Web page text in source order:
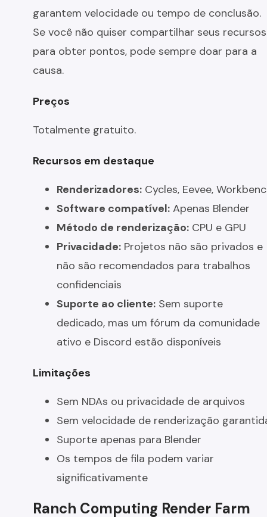
garantem velocidade ou tempo de conclusão.
Se você não quiser compartilhar seus recursos
para obter pontos, pode sempre doar para a
causa.
Preços
Totalmente gratuito.
Recursos em destaque
Renderizadores: Cycles, Eevee,
Software compatível: Apenas Blender
Método de renderização: CPU e GPU
Privacidade: Projetos não são privados e
não são recomendados para trabalhos
confidenciais
Suporte ao cliente: Sem suporte
dedicado, mas um fórum da comunidade
ativo e Discord estão disponíveis
Limitações
Sem NDAs ou privacidade de arquivos
Sem velocidade de renderização
Suporte apenas para Blender
Os tempos de fila podem variar
significativamente
Ranch Computing Render Farm